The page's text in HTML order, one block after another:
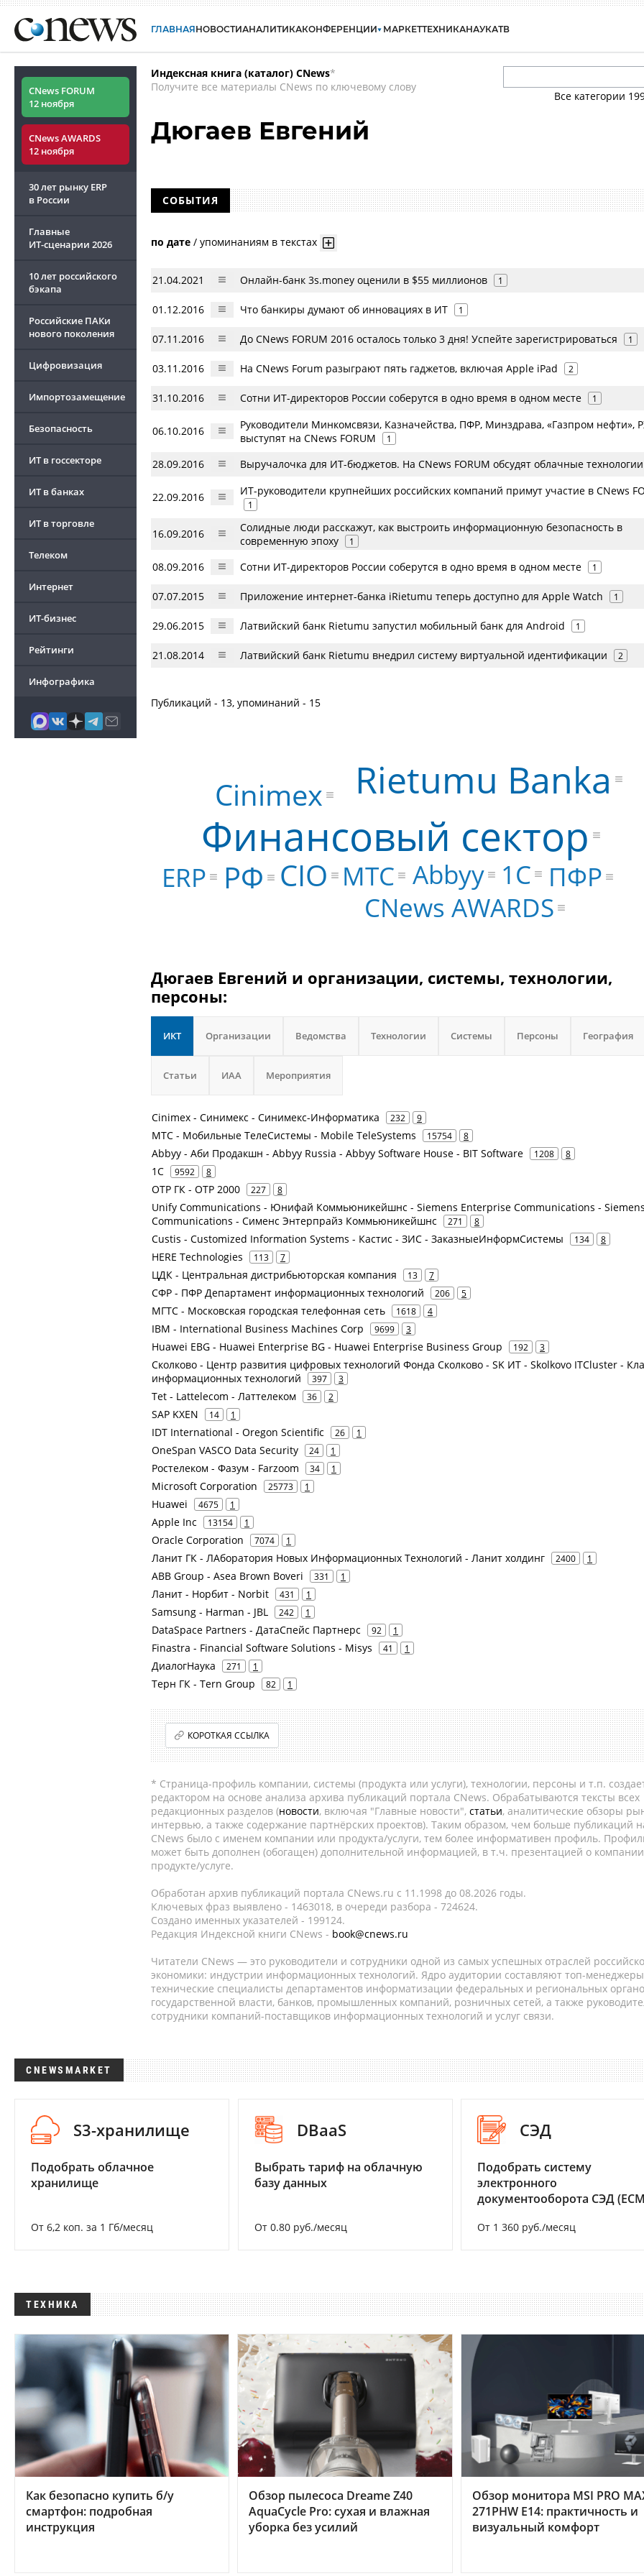
ГЛАВНАЯНОВОСТИАНАЛИТИКАКОНФЕРЕНЦИИ МАРКЕТТЕХНИКАНАУКАТВ
CNews FORUM
12 ноября
CNews AWARDS
12 ноября
30 лет рынку ERP
в России
Главные
ИТ-сценарии 2026
10 лет российского
бэкапа
Российские ПАКи
нового поколения
Цифровизация
Импортозамещение
Безопасность
ИТ в госсекторе
ИТ в банках
ИТ в торговле
Телеком
Интернет
ИТ-бизнес
Рейтинги
Инфографика
Индексная книга (каталог) CNews*
Получите все материалы CNews по ключевому слову
Все категории
Дюгаев Евгений
СОБЫТИЯ
по дате / упоминаниям в текстах
21.04.2021 Онлайн-банк 3s.money оценили в $55 миллионов 1
01.12.2016 Что банкиры думают об инновациях в ИТ 1
07.11.2016 До CNews FORUM 2016 осталось только 3 дня! Успейте зарегистрироваться 1
03.11.2016 На CNews Forum разыграют пять гаджетов, включая Apple iPad 2
31.10.2016 Сотни ИТ-директоров России соберутся в одно время в одном месте 1
06.10.2016
Руководители Минкомсвязи, Казначейства, ПФР, Минздрава, «Газпром нефти»,
выступят на CNews FORUM
1
28.09.2016 Выручалочка для ИТ-бюджетов. На CNews FORUM обсудят облачные технологии
22.09.2016 ИТ-руководители крупнейших российских компаний примут участие в CNews
1
16.09.2016
Солидные люди расскажут, как выстроить информационную безопасность в
современную эпоху
1
08.09.2016 Сотни ИТ-директоров России соберутся в одно время в одном месте 1
07.07.2015 Приложение интернет-банка iRietumu теперь доступно для Apple Watch 1
29.06.2015 Латвийский банк Rietumu запустил мобильный банк для Android 1
21.08.2014 Латвийский банк Rietumu внедрил систему виртуальной идентификации 2
Публикаций - 13, упоминаний - 15
Финансовый сектор
Rietumu Banka
Cinimex
РФ CIO МТС Abbyy 1С ПФР
ERP
CNews AWARDS
Дюгаев Евгений и организации, системы, технологии,
персоны:
ИКТ Организации Ведомства Технологии Системы Персоны География
Статьи ИАА Мероприятия
Cinimex - Синимекс - Синимекс-Информатика 232 9
МТС - Мобильные ТелеСистемы - Mobile TeleSystems 15754 8
Abbyy - Аби Продакшн - Abbyy Russia - Abbyy Software House - BIT Software 1208 8
1С 9592 8
ОТР ГК - ОТР 2000 227 8
Unify Communications - Юнифай Коммьюникейшнс - Siemens Enterprise Communications -
Communications - Сименс Энтерпрайз Коммьюникейшнс
271 8
Custis - Customized Information Systems - Кастис - ЗИС - ЗаказныеИнформСистемы 134 8
HERE Technologies 113 7
ЦДК - Центральная дистрибьюторская компания 13 7
СФР - ПФР Департамент информационных технологий 206 5
МГТС - Московская городская телефонная сеть 1618 4
IBM - International Business Machines Corp 9699 3
Huawei EBG - Huawei Enterprise BG - Huawei Enterprise Business Group 192 3
Сколково - Центр развития цифровых технологий Фонда Сколково - SK ИТ - Skolkovo ITCluster -
информационных технологий
397 3
Tet - Lattelecom - Латтелеком 36 2
SAP KXEN 14 1
IDT International - Oregon Scientific 26 1
OneSpan VASCO Data Security 24 1
Ростелеком - Фазум - Farzoom 34 1
Microsoft Corporation 25773 1
Huawei 4675 1
Apple Inc 13154 1
Oracle Corporation 7074 1
Ланит ГК - ЛАборатория Новых Информационных Технологий - Ланит холдинг 2400 1
ABB Group - Asea Brown Boveri 331 1
Ланит - Норбит - Norbit 431 1
Samsung - Harman - JBL 242 1
DataSpace Partners - ДатаСпейс Партнерс 92 1
Finastra - Financial Software Solutions - Misys 41 1
ДиалогНаука 271 1
Терн ГК - Tern Group 82 1
КОРОТКАЯ ССЫЛКА
* Страница-профиль компании, системы (продукта или услуги), технологии, персоны и т.п.
редактором на основе анализа архива публикаций портала CNews. Обрабатываются тексты всех
редакционных разделов (новости, включая "Главные новости", статьи, аналитические обзоры
интервью, а также содержание партнёрских проектов). Таким образом, чем больше публикаций
CNews было с именем компании или продукта/услуги, тем более информативен профиль.
может быть дополнен (обогащен) дополнительной информацией, в т.ч. презентацией о
продукте/услуге.
Обработан архив публикаций портала CNews.ru c 11.1998 до 08.2026 годы.
Ключевых фраз выявлено - 1463018, в очереди разбора - 724624.
Создано именных указателей - 199124.
Редакция Индексной книги CNews - book@cnews.ru
Читатели CNews — это руководители и сотрудники одной из самых успешных отраслей
экономики: индустрии информационных технологий. Ядро аудитории составляют топ-
технические специалисты департаментов информатизации федеральных и региональных
государственной власти, банков, промышленных компаний, розничных сетей, а также
сотрудники компаний-поставщиков информационных технологий и услуг связи.
CNEWSMARKET
S3-хранилище
Подобрать облачное
хранилище
От 6,2 коп. за 1 Гб/месяц
DBaaS
Выбрать тариф на облачную
базу данных
От 0.80 руб./месяц
СЭД
Подобрать систему
электронного
документооборота СЭД
От 1 360 руб./месяц
ТЕХНИКА
Как безопасно купить б/у
смартфон: подробная
инструкция
Обзор пылесоса Dreame Z40
AquaCycle Pro: сухая и влажная
уборка без усилий
Обзор монитора MSI PRO
271PHW E14: практичность и
визуальный комфорт